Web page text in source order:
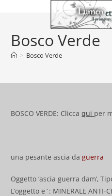
Bosco Verde
> Bosco Verde
BOSCO VERDE: Cliccaqui per
una pesante ascia daguerra
Oggetto ‘ascia guerra dam’,
L’oggetto e`: MINERALE ANTI-